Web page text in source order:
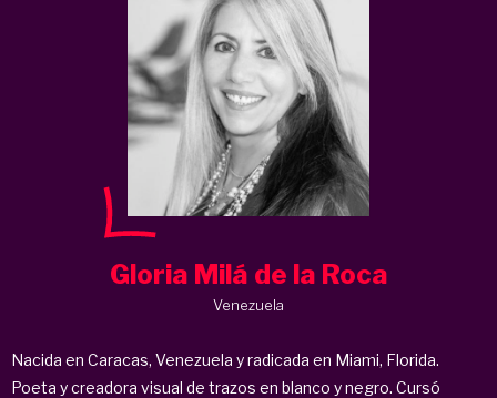
Gloria Milá de la Roca
Venezuela
Nacida en Caracas, Venezuela y radicada en Miami, Florida.
Poeta y creadora visual de trazos en blanco y negro. Cursó